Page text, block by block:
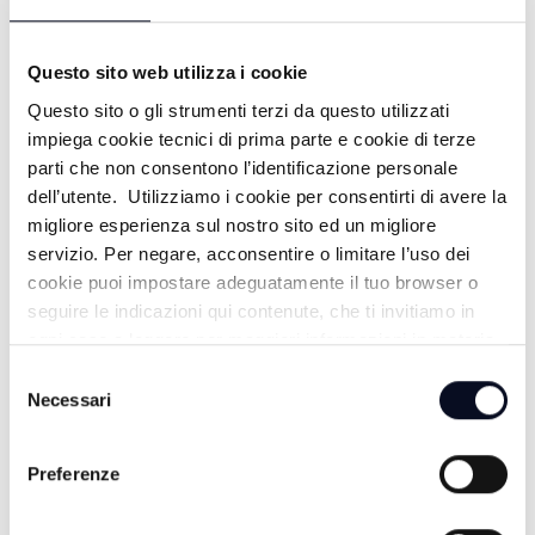
Questo sito web utilizza i cookie
Questo sito o gli strumenti terzi da questo utilizzati
impiega cookie tecnici di prima parte e cookie di terze
parti che non consentono l’identificazione personale
dell’utente. Utilizziamo i cookie per consentirti di avere la
migliore esperienza sul nostro sito ed un migliore
servizio. Per negare, acconsentire o limitare l’uso dei
cookie puoi impostare adeguatamente il tuo browser o
seguire le indicazioni qui contenute, che ti invitiamo in
ogni caso a leggere per maggiori informazioni in materia
delNecessari
Preferenze
CHE BELLO E' - CORNO ALLE SCALE -
CHE BELLO E' - NATALE IN RIVIERA -
23/12/2025
7 MESI FA
CHE BELLO E' - NATALE A FORLI' -
7 MESI FA